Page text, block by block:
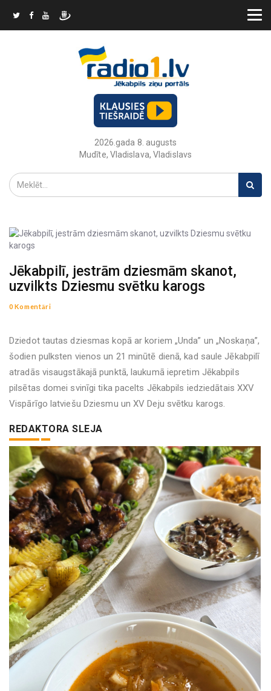
2026.gada 8. augusts
Mudīte, Vladislava, Vladislavs
Jēkabpilī, jestrām dziesmām skanot,
uzvilkts Dziesmu svētku karogs
0 Komentāri
Dziedot tautas dziesmas kopā ar koriem „Unda” un „Noskaņa”,
šodien pulksten vienos un 21 minūtē dienā, kad saule Jēkabpilī
atradās visaugstākajā punktā, laukumā iepretim Jēkabpils
pilsētas domei svinīgi tika pacelts Jēkabpils iedziedātais XXV
Vispārīgo latviešu Dziesmu un XV Deju svētku karogs.
REDAKTORA SLEJA